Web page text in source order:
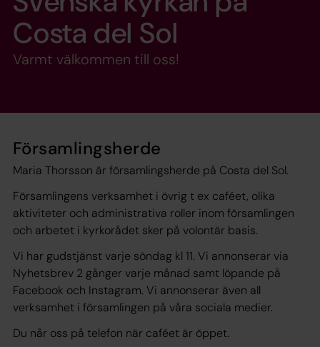
Costa del Sol
Varmt välkommen till oss!
Församlingsherde
Maria Thorsson är församlingsherde på Costa del Sol.
Församlingens verksamhet i övrig t ex caféet, olika
aktiviteter och administrativa roller inom församlingen
och arbetet i kyrkorådet sker på volontär basis.
Vi har gudstjänst varje söndag kl 11. Vi annonserar via
Nyhetsbrev 2 gånger varje månad samt löpande på
Facebook och Instagram. Vi annonserar även all
verksamhet i församlingen på våra sociala medier.
Du når oss på telefon när caféet är öppet.